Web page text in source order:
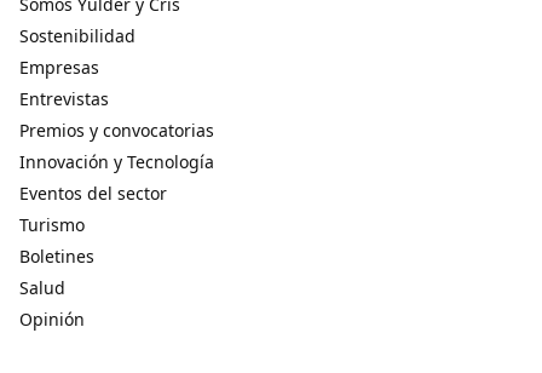
Sostenibilidad
Empresas
Entrevistas
Premios y convocatorias
Innovación y Tecnología
Eventos del sector
Turismo
Boletines
Salud
Opinión